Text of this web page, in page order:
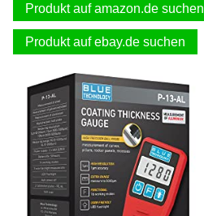
Produkt auf amazon.de suchen
Produkt auf ebay.de suchen